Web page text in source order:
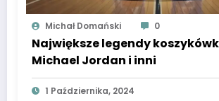
Michał Domański 0
Największe legendy
Michael Jordan i inni
1 Października, 2024